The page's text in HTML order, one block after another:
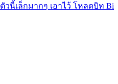
วนี้เล็กมากๆ เอาไว้ โหลดบิท Bi